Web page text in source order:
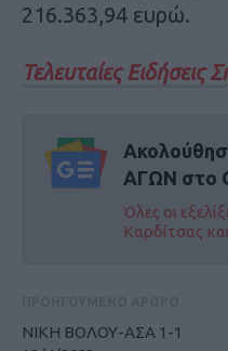
216.363,94 ευρώ.
Τελευταίες Ειδήσεις
ΑΓΩΝ στο
Όλες οι
Καρδίτσας
ΝΙΚΗ ΒΟΛΟΥ-ΑΣΑ 1-1